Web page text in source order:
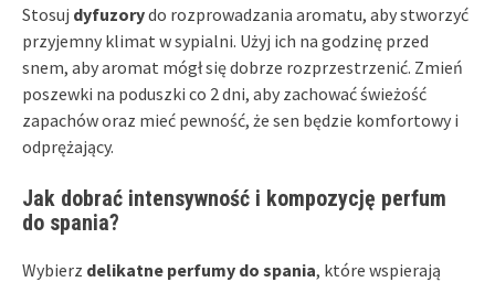
Stosuj dyfuzorydo rozprowadzania aromatu, aby stworzyć
przyjemny klimat w sypialni. Użyj ich na godzinę przed
snem, aby aromat mógł się dobrze rozprzestrzenić. Zmień
poszewki na poduszki co 2 dni, aby zachować świeżość
zapachów oraz mieć pewność, że sen będzie komfortowy i
odprężający.
Jak dobrać intensywność i kompozycję perfum
do spania?
Wybierz delikatne perfumy do spania, które wspierają